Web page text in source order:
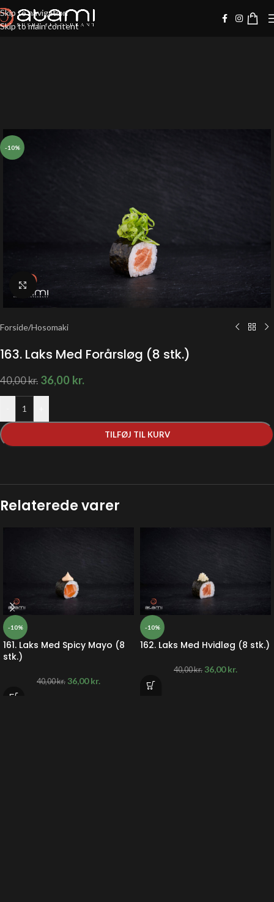
Skip to navigation
Skip to main content
-10%
Klik for at forstørre
Forside/Hosomaki
163. Laks Med Forårsløg (8 stk.)
40,00kr. 36,00 kr.
TILFØJ TIL KURV
Relaterede varer
-10%
161. Laks Med Spicy Mayo (8
stk.)
40,00kr. 36,00kr.
-10%
162. Laks Med Hvidløg (8 stk.)
40,00kr. 36,00kr.